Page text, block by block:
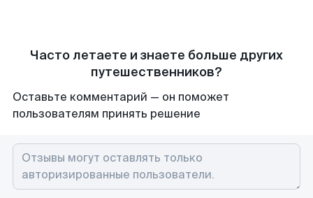
Часто летаете и знаете больше других
путешественников?
Оставьте комментарий — он поможет
пользователям принять решение